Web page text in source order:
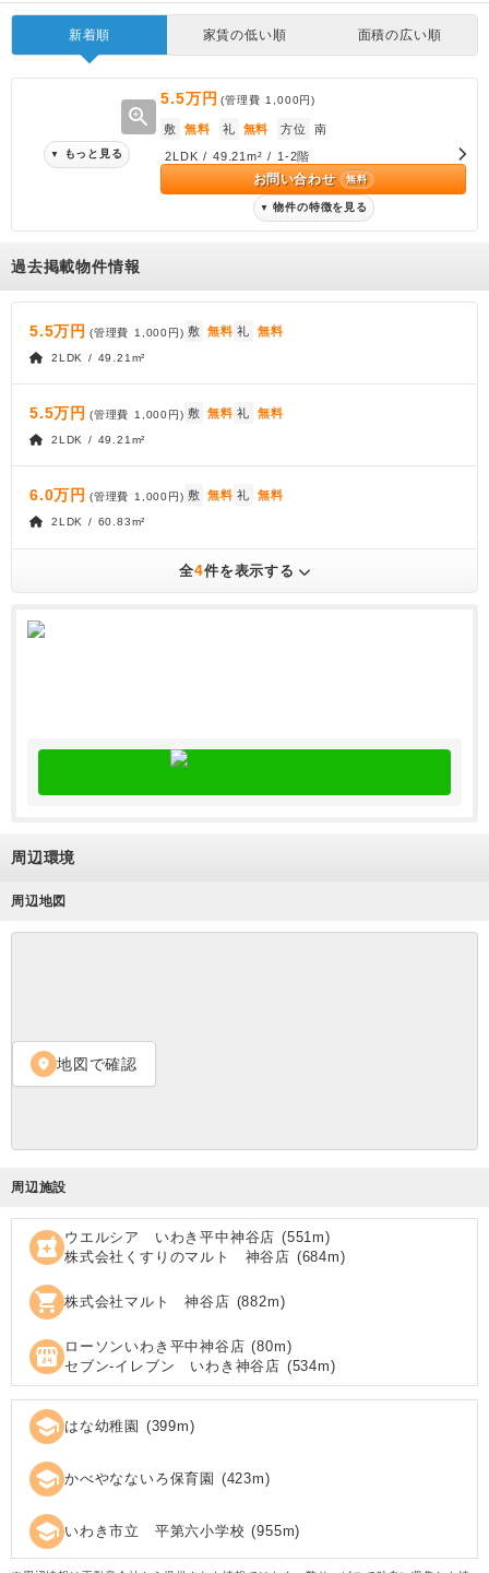
新着順 家賃の低い順 面積の広い順
zoom_in
▼ もっと見る
5.5万円 (管理費 1,000円)
敷 無料 礼 無料 方位 南
2LDK / 49.21m² / 1-2階
お問い合わせ 無料
▼ 物件の特徴を見る
過去掲載物件情報
5.5万円 (管理費 1,000円) 敷 無料 礼 無料
2LDK / 49.21m²
5.5万円 (管理費 1,000円) 敷 無料 礼 無料
2LDK / 49.21m²
6.0万円 (管理費 1,000円) 敷 無料 礼 無料
2LDK / 60.83m²
全4件を表示する
周辺環境
周辺地図
location_on 地図で確認
周辺施設
local_pharmacy ウエルシア いわき平中神谷店 (551m)
株式会社くすりのマルト 神谷店 (684m)
shopping_cart 株式会社マルト 神谷店 (882m)
local_convenience_store ローソンいわき平中神谷店 (80m)
セブン‐イレブン いわき神谷店 (534m)
school はな幼稚園 (399m)
school かべやなないろ保育園 (423m)
school いわき市立 平第六小学校 (955m)